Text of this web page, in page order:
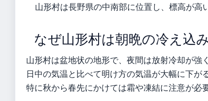
山形村は長野県の中南部に位置し、標高が高
なぜ山形村は朝晩の冷え込
山形村は盆地状の地形で、夜間は放射冷却が強
日中の気温と比べて明け方の気温が大幅に下が
特に秋から春先にかけては霜や凍結に注意が必